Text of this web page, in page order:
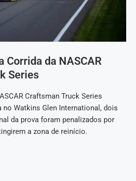
Corrida da NASCAR
Series
Craftsman Truck Series
no Watkins Glen International, dois
da prova foram penalizados por
a zona de reinício.